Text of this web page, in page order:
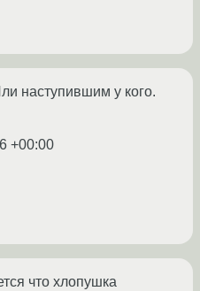
наступившим у кого.
+00:00
что хлопушка